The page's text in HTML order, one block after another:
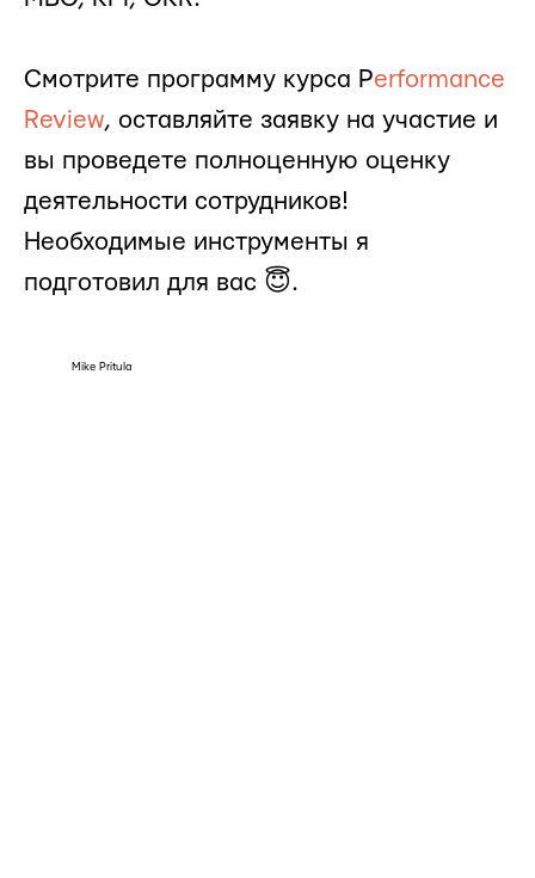
Смотрите программу курса Performance
Review, оставляйте заявку на участие и
вы проведете полноценную оценку
деятельности сотрудников!
Необходимые инструменты я
подготовил для вас 😇.
Mike Pritula